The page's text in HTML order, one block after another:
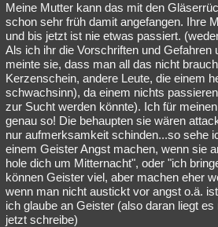
Meine Mutter kann das mit den
schon sehr früh damit angefangen. Ihre
und bis jetzt ist nie etwas passiert.
Als ich ihr die Vorschriften und Gefahren
meinte sie, dass man all das nicht
Kerzenschein, andere Leute, die einem
schwachsinn), da einem nichts
zur Sucht werden könnte). Ich für
genau so! Die behaupten sie wären
nur aufmerksamkeit schinden...so sehe
einem Geister Angst machen, wenn sie
hole dich um Mitternacht", oder "ich
können Geister viel, aber machen eher
wenn man nicht austickt vor angst o.ä.
ich glaube an Geister (also daran liegt
jetzt schreibe)